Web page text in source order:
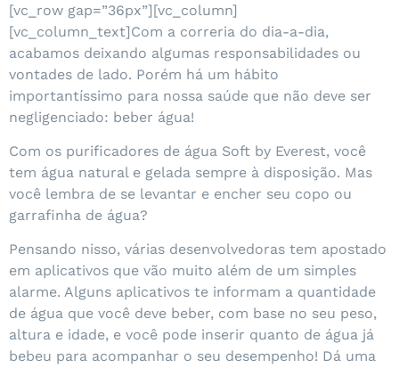
[vc_row gap=”36px”][vc_column]
[vc_column_text]Com a correria do dia-a-dia,
acabamos deixando algumas responsabilidades ou
vontades de lado. Porém há um hábito
importantíssimo para nossa saúde que não deve ser
negligenciado: beber água!
Com os purificadores de água Soft by Everest, você
tem água natural e gelada sempre à disposição. Mas
você lembra de se levantar e encher seu copo ou
garrafinha de água?
Pensando nisso, várias desenvolvedoras tem apostado
em aplicativos que vão muito além de um simples
alarme. Alguns aplicativos te informam a quantidade
de água que você deve beber, com base no seu peso,
altura e idade, e você pode inserir quanto de água já
bebeu para acompanhar o seu desempenho! Dá uma